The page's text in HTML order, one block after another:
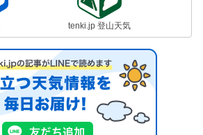
tenki.jp 登山天気